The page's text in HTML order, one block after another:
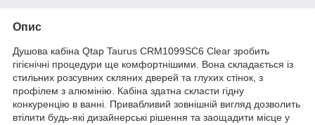
Опис
Душова кабіна Qtap Taurus CRM1099SC6 Clear зробить
гігієнічні процедури ще комфортнішими. Вона складається із
стильних розсувних скляних дверей та глухих стінок, з
профілем з алюмінію. Кабіна здатна скласти гідну
конкуренцію в ванні. Привабливий зовнішній вигляд дозволить
втілити будь-які дизайнерські рішення та заощадити місце у